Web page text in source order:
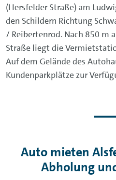
(Hersfelder Straße) am
den Schildern Richtung
/ Reibertenrod. Nach 850 m
Straße liegt die
Auf dem Gelände des
Kundenparkplätze zur
Auto mieten
Abholung